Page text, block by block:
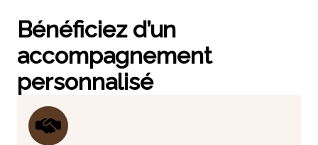
Bénéficiez d’un
accompagnement
personnalisé